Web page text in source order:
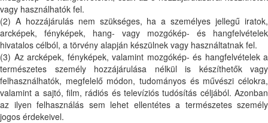
vagy használhatók fel.
(2) A hozzájárulás nem szükséges, ha a személyes jellegű iratok,
arcképek, fényképek, hang- vagy mozgókép- és hangfelvételek
hivatalos célból, a törvény alapján készülnek vagy használtatnak fel.
(3) Az arcképek, fényképek, valamint mozgókép- és hangfelvételek a
természetes személy hozzájárulása nélkül is készíthetők vagy
felhasználhatók, megfelelő módon, tudományos és művészi célokra,
valamint a sajtó, film, rádiós és televíziós tudósítás céljából. Azonban
az ilyen felhasználás sem lehet ellentétes a természetes személy
jogos érdekeivel.